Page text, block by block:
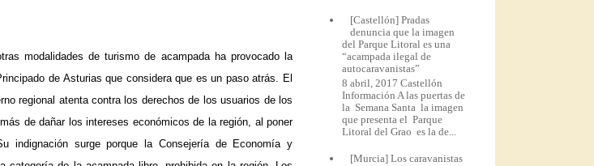
modalidades de turismo de acampada ha provocado la
de Asturias que considera que es un paso atrás. El
regional atenta contra los derechos de los usuarios de los
de dañar los intereses económicos de la región, al poner
indignación surge porque la Consejería de Economía y
[Castellón] Pradas
denuncia que la imagen
del Parque Litoral es una
“acampada ilegal de
autocaravanistas”
8 abril, 2017 Castellón
Información A las puertas de
la Semana Santa la imagen
que presenta el Parque
Litoral del Grao es la de...
[Murcia] Los caravanistas